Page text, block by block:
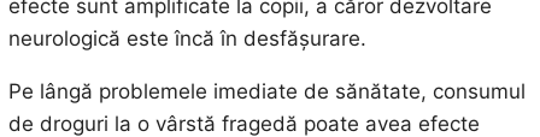
efecte sunt amplificate la copii, a căror dezvoltare
neurologică este încă în desfășurare.
Pe lângă problemele imediate de sănătate, consumul
de droguri la o vârstă fragedă poate avea efecte